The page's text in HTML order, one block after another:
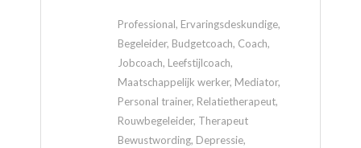
Professional, Ervaringsdeskundige,
Begeleider, Budgetcoach, Coach,
Jobcoach, Leefstijlcoach,
Maatschappelijk werker, Mediator,
Personal trainer, Relatietherapeut,
Rouwbegeleider, Therapeut
Bewustwording, Depressie,